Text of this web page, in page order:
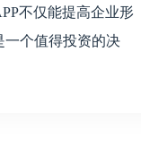
不仅能提高企业形
一个值得投资的决